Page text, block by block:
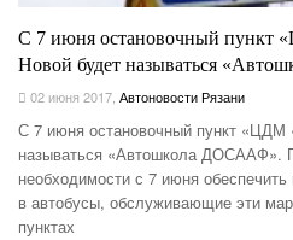
С 7 июня остановочный пункт
Новой будет называться
02 июня 2017, Автоновости Рязани
С 7 июня остановочный пункт «ЦДМ
называться «Автошкола ДОСААФ».
необходимости с 7 июня
в автобусы, обслуживающие эти
пунктах